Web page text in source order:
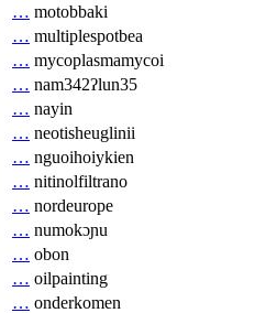
… motobbaki
… multiplespotbea
… mycoplasmamycoi
… nam342ʔlun35
… nayin
… neotisheuglinii
… nguoihoiykien
… nitinolfiltrano
… nordeurope
… numokɔɲu
… obon
… oilpainting
… onderkomen